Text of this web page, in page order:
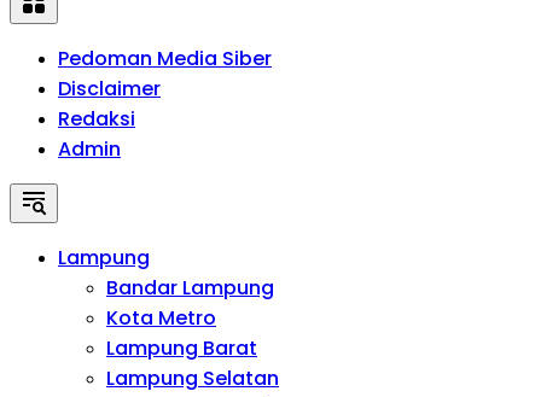
Pedoman Media Siber
Disclaimer
Redaksi
Admin
Lampung
Bandar Lampung
Kota Metro
Lampung Barat
Lampung Selatan